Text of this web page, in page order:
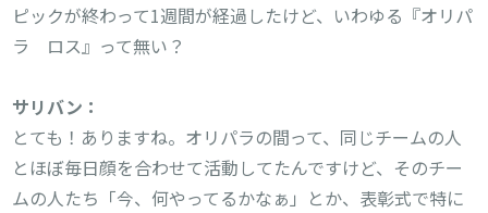
ピックが終わって1週間が経過したけど、いわゆる『オリパ
ラ　ロス』って無い？
サリバン：
とても！ありますね。オリパラの間って、同じチームの人
とほぼ毎日顔を合わせて活動してたんですけど、そのチー
ムの人たち「今、何やってるかなぁ」とか、表彰式で特に